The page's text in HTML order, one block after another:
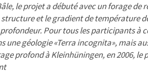
le projet a débuté avec un forage de
et le gradient de température
Pour tous les participants à
géologie «Terra incognita», mais
profond à Kleinhüningen, en 2006, le